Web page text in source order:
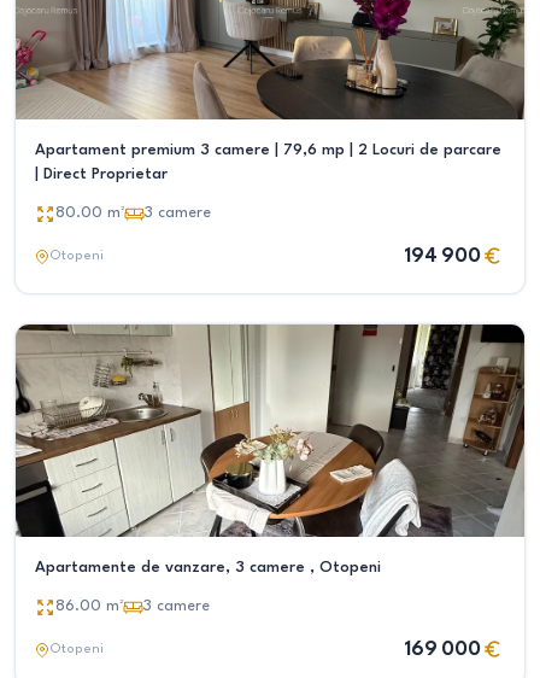
Apartament premium 3 camere | 79,6 mp | 2 Locuri de parcare
| Direct Proprietar
80.00 m² 3 camere
Otopeni 194 900
Apartamente de vanzare, 3 camere , Otopeni
86.00 m² 3 camere
Otopeni 169 000